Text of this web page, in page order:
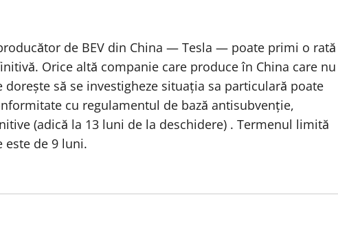
de BEV din China — Tesla — poate primi o rată
Orice altă companie care produce în China care nu
să se investigheze situația sa particulară poate
cu regulamentul de bază antisubvenție,
(adică la 13 luni de la deschidere) . Termenul limită
este de 9 luni.